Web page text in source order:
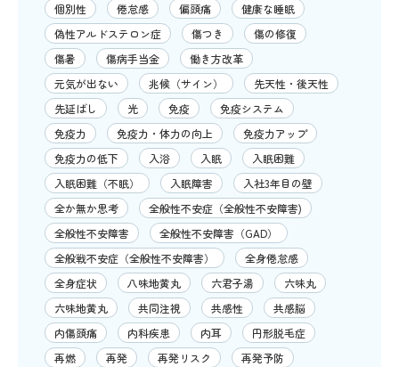
個別性
倦怠感 偏頭痛
健康な睡眠
偽性アルドステロン症
傷つき
傷の修復
傷暑
傷病手当金
働き方改革
元気が出ない
兆候（サイン）
先天性・後天性
先延ばし
光 免疫
免疫システム
免疫力
免疫力・体力の向上
免疫力アップ
免疫力の低下
入浴 入眠
入眠困難
入眠困難（不眠）
入眠障害
入社3年目の壁
全か無か思考
全般性不安症（全般性不安障害)
全般性不安障害
全般性不安障害（GAD）
全般戦不安症（全般性不安障害）
全身倦怠感
全身症状
八味地黄丸 六君子湯
六味丸
六味地黄丸
共同注視 共感性
共感脳
内傷頭痛
内科疾患 内耳
円形脱毛症
再燃
再発 再発リスク
再発予防